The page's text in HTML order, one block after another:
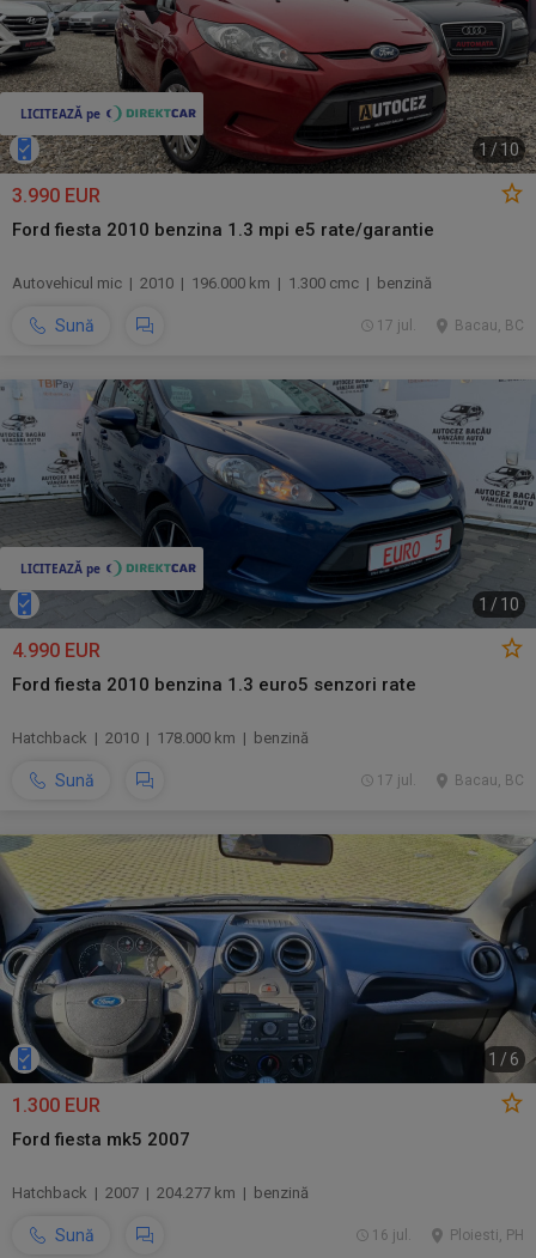
1/10
3.990 EUR
Ford fiesta 2010 benzina 1.3 mpi e5 rate/garantie
Autovehicul mic | 2010 | 196.000 km | 1.300 cmc | benzină
Sună Bacau, BC
17 jul.
1 / 10
4.990 EUR
Ford fiesta 2010 benzina 1.3 euro5 senzori rate
Hatchback | 2010 | 178.000 km | benzină
Sună Bacau, BC
17 jul.
1 / 6
1.300 EUR
Ford fiesta mk5 2007
Hatchback | 2007 | 204.277 km | benzină
Sună Ploiesti, PH
16 jul.